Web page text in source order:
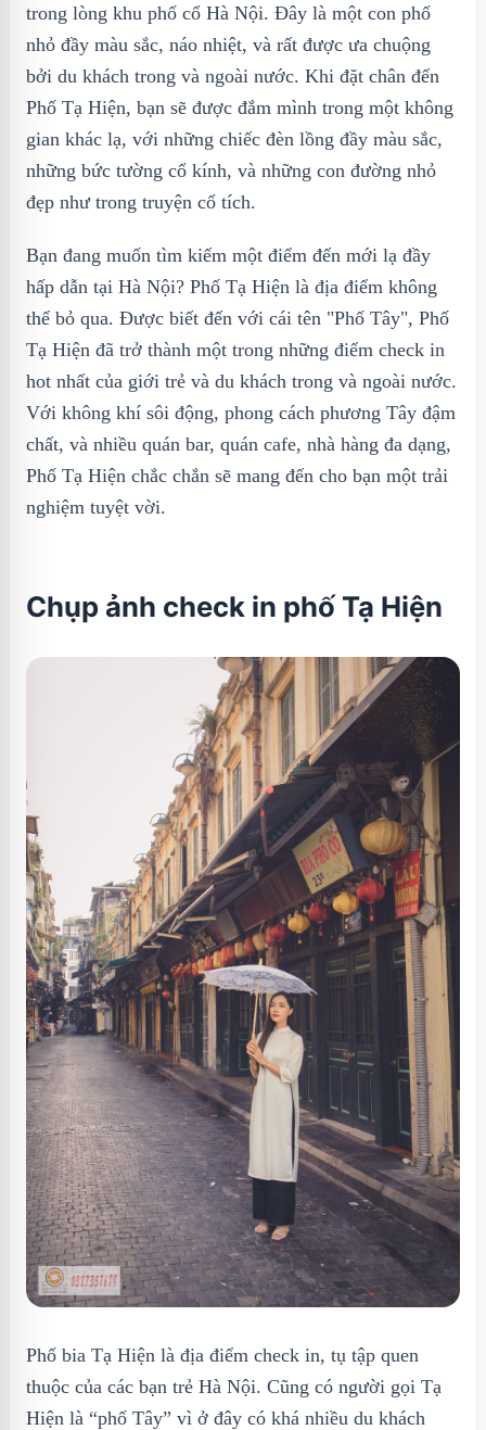
trong lòng khu phố cổ Hà Nội. Đây là một con phố
nhỏ đầy màu sắc, náo nhiệt, và rất được ưa chuộng
bởi du khách trong và ngoài nước. Khi đặt chân đến
Phố Tạ Hiện, bạn sẽ được đắm mình trong một không
gian khác lạ, với những chiếc đèn lồng đầy màu sắc,
những bức tường cổ kính, và những con đường nhỏ
đẹp như trong truyện cổ tích.
Bạn đang muốn tìm kiếm một điểm đến mới lạ đầy
hấp dẫn tại Hà Nội? Phố Tạ Hiện là địa điểm không
thể bỏ qua. Được biết đến với cái tên "Phố Tây", Phố
Tạ Hiện đã trở thành một trong những điểm check in
hot nhất của giới trẻ và du khách trong và ngoài nước.
Với không khí sôi động, phong cách phương Tây đậm
chất, và nhiều quán bar, quán cafe, nhà hàng đa dạng,
Phố Tạ Hiện chắc chắn sẽ mang đến cho bạn một trải
nghiệm tuyệt vời.
Chụp ảnh check in phố Tạ Hiện
Phố bia Tạ Hiện là địa điểm check in, tụ tập quen
thuộc của các bạn trẻ Hà Nội. Cũng có người gọi Tạ
Hiện là “phố Tây” vì ở đây có khá nhiều du khách